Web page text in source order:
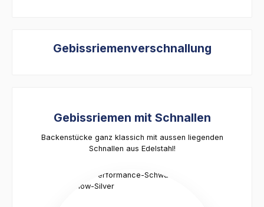
Gebissriemenverschnallung
Gebissriemen mit Schnallen
Backenstücke ganz klassich mit aussen liegenden
Schnallen aus Edelstahl!